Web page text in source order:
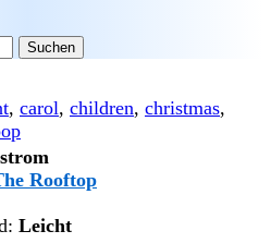
, carol, children, christmas,
Rooftop
Leicht